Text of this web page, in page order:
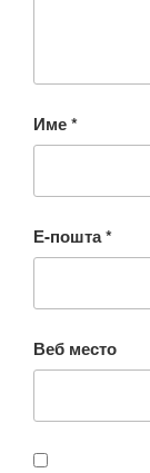
Име*
Е-пошта*
Веб место